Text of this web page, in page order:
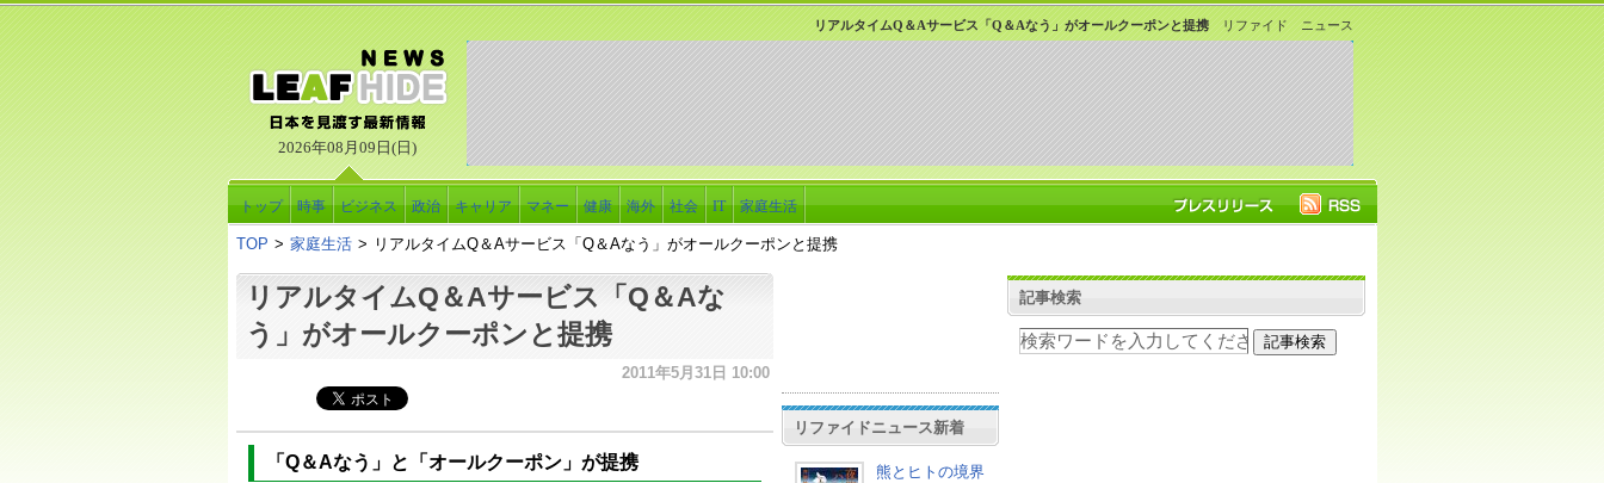
2026年08月09日(日)
リファイド ニュース
リアルタイムQ＆Aサービス「Q＆Aなう」がオールクーポンと提携
トップ 時事 ビジネス 政治 キャリア マネー 健康 海外 社会 IT 家庭生活
TOP > 家庭生活 > リアルタイムQ＆Aサービス「Q＆Aなう」がオールクーポンと提携
リアルタイムQ＆Aサービス「Q＆Aな
う」がオールクーポンと提携
2011年5月31日 10:00
「Q＆Aなう」と「オールクーポン」が提携
リファイドニュース新着
熊とヒトの境界
記事検索